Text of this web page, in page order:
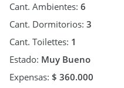
Cant. Ambientes: 6
Cant. Dormitorios: 3
Cant. Toilettes: 1
Estado: Muy Bueno
Expensas: $ 360.000